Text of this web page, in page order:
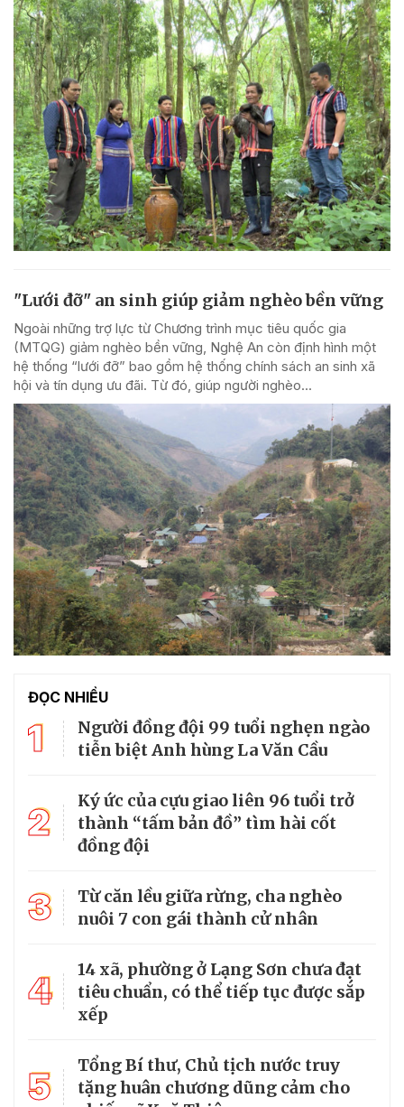
"Lưới đỡ" an sinh giúp giảm nghèo bền vững
Ngoài những trợ lực từ Chương trình mục tiêu quốc gia
(MTQG) giảm nghèo bền vững, Nghệ An còn định hình một
hệ thống “lưới đỡ” bao gồm hệ thống chính sách an sinh xã
hội và tín dụng ưu đãi. Từ đó, giúp người nghèo...
ĐỌC NHIỀU
1
Người đồng đội 99 tuổi nghẹn ngào
tiễn biệt Anh hùng La Văn Cầu
2
Ký ức của cựu giao liên 96 tuổi trở
thành “tấm bản đồ” tìm hài cốt
đồng đội
3
Từ căn lều giữa rừng, cha nghèo
nuôi 7 con gái thành cử nhân
4
14 xã, phường ở Lạng Sơn chưa đạt
tiêu chuẩn, có thể tiếp tục được sắp
xếp
5
Tổng Bí thư, Chủ tịch nước truy
tặng huân chương dũng cảm cho